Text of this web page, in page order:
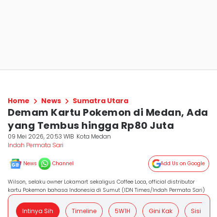
Home News Sumatra Utara
Demam Kartu Pokemon di Medan, Ada
yang Tembus hingga Rp80 Juta
09 Mei 2026, 20:53 WIB Kota Medan
Indah Permata Sari
News Channel Add Us on Google
Wilson, selaku owner Lokamart sekaligus Coffee Loca, official distributor
kartu Pokemon bahasa Indonesia di Sumut (IDN Times/Indah Permata Sari)
Intinya Sih Timeline 5W1H Gini Kak Sisi